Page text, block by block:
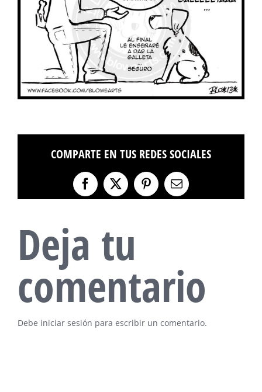
COMPARTE EN TUS REDES SOCIALES
Facebook
X PinterestCorreo
electrónico
Deja tu
comentario
Debe iniciar sesión para escribir un comentario.